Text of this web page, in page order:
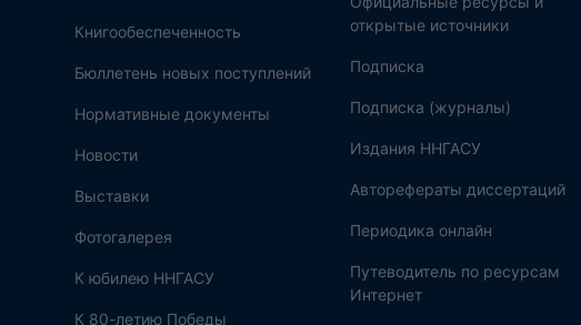
Книгообеспеченность
Бюллетень новых поступлений
Нормативные документы
Новости
Выставки
Фотогалерея
К юбилею ННГАСУ
К 80-летию Победы
открытые источники
Подписка
Подписка (журналы)
Издания ННГАСУ
Авторефераты диссертаций
Периодика онлайн
Путеводитель по ресурсам
Интернет